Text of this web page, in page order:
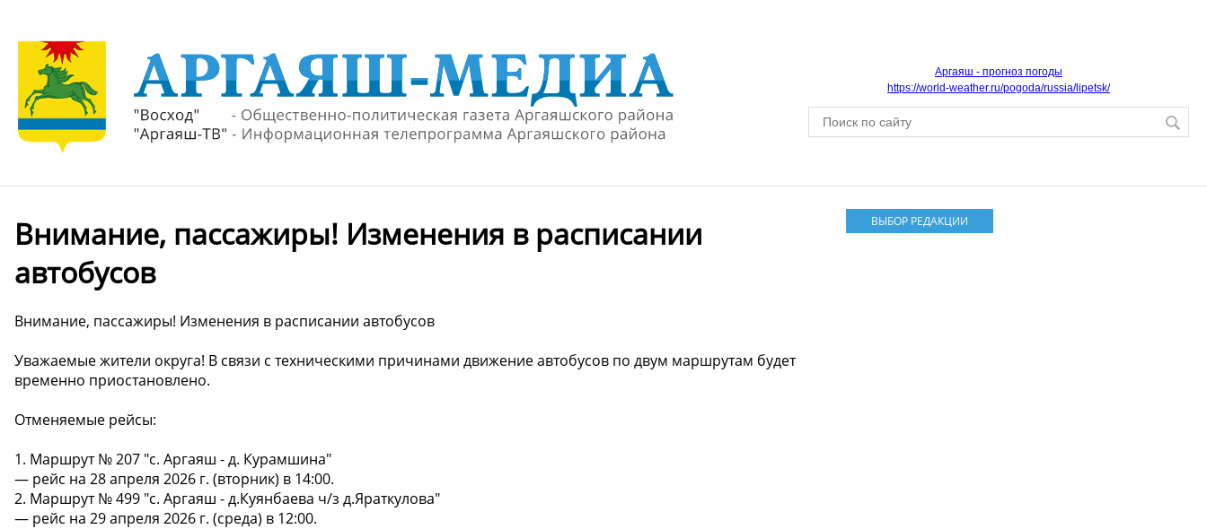
Аргаяш - прогноз погоды
https://world-weather.ru/pogoda/russia/lipetsk/
Внимание, пассажиры! Изменения в расписании
автобусов
Внимание, пассажиры! Изменения в расписании автобусов
Уважаемые жители округа! В связи с техническими причинами движение автобусов по двум маршрутам будет
временно приостановлено.
Отменяемые рейсы:
1. Маршрут № 207 "с. Аргаяш - д. Курамшина"
— рейс на 28 апреля 2026 г. (вторник) в 14:00.
2. Маршрут № 499 "с. Аргаяш - д.Куянбаева ч/з д.Яраткулова"
— рейс на 29 апреля 2026 г. (среда) в 12:00.
ВЫБОР РЕДАКЦИИ